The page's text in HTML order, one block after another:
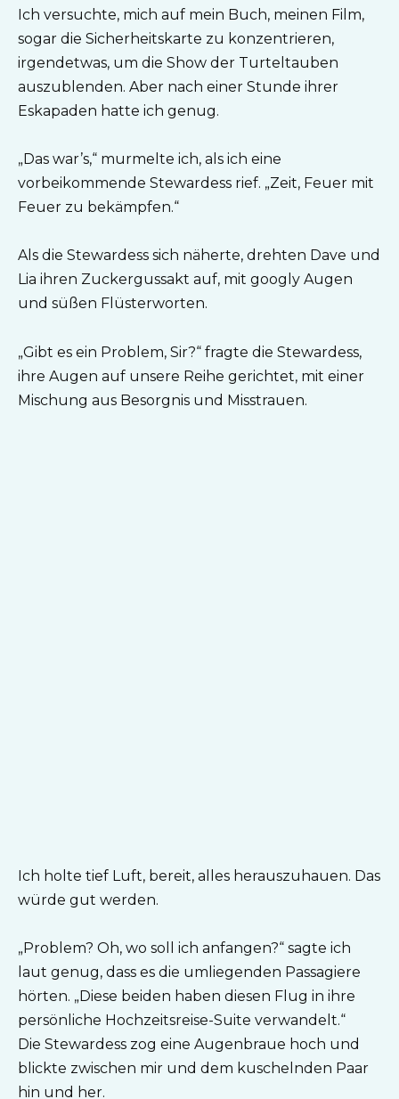
Ich versuchte, mich auf mein Buch, meinen Film,
sogar die Sicherheitskarte zu konzentrieren,
irgendetwas, um die Show der Turteltauben
auszublenden. Aber nach einer Stunde ihrer
Eskapaden hatte ich genug.
„Das war’s,“ murmelte ich, als ich eine
vorbeikommende Stewardess rief. „Zeit, Feuer mit
Feuer zu bekämpfen.“
Als die Stewardess sich näherte, drehten Dave und
Lia ihren Zuckergussakt auf, mit googly Augen
und süßen Flüsterworten.
„Gibt es ein Problem, Sir?“ fragte die Stewardess,
ihre Augen auf unsere Reihe gerichtet, mit einer
Mischung aus Besorgnis und Misstrauen.
Ich holte tief Luft, bereit, alles herauszuhauen. Das
würde gut werden.
„Problem? Oh, wo soll ich anfangen?“ sagte ich
laut genug, dass es die umliegenden Passagiere
hörten. „Diese beiden haben diesen Flug in ihre
persönliche Hochzeitsreise-Suite verwandelt.“
Die Stewardess zog eine Augenbraue hoch und
blickte zwischen mir und dem kuschelnden Paar
hin und her.